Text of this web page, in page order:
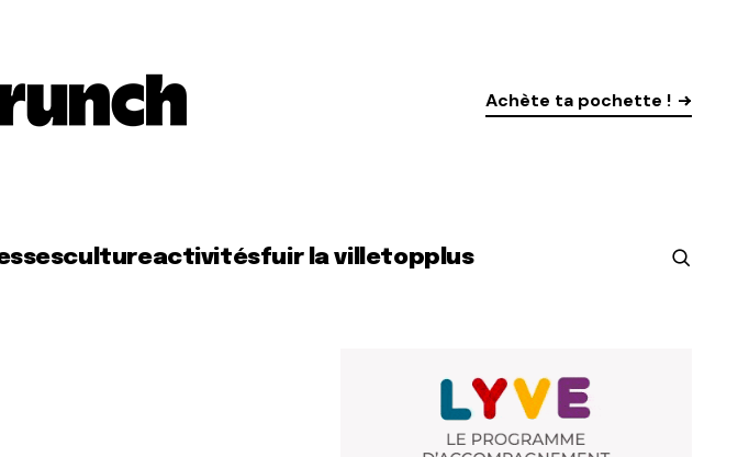
Achète ta pochette !
cultureactivitésfuir la villetopplus